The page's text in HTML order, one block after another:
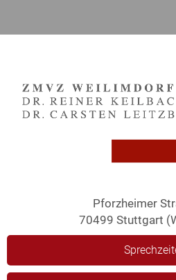
Pforzheimer
70499 Stuttgart